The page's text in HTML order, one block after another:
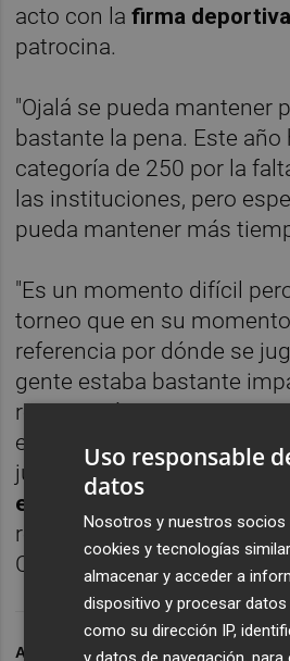
acto con lafirma
patrocina.
"Ojalá se pueda mantener
bastante la pena. Este año
categoría de 250 por la
las instituciones, pero
pueda mantener más
"Es un momento difícil
torneo que en su
referencia por dónde se
gente estaba bastante
repercusión que tuvo, por
en un sitio como éste. La
jugadores decían queera
espectacular poder jugar
referencia a la Ciudad de
Ciencias de Valencia.
ARCHIVADO EN FELICIANO LOPEZ
Uso responsable
datos
Nosotros y nuestros socios
cookies y tecnologías
almacenar y acceder a
dispositivo y procesar datos
como su dirección IP,